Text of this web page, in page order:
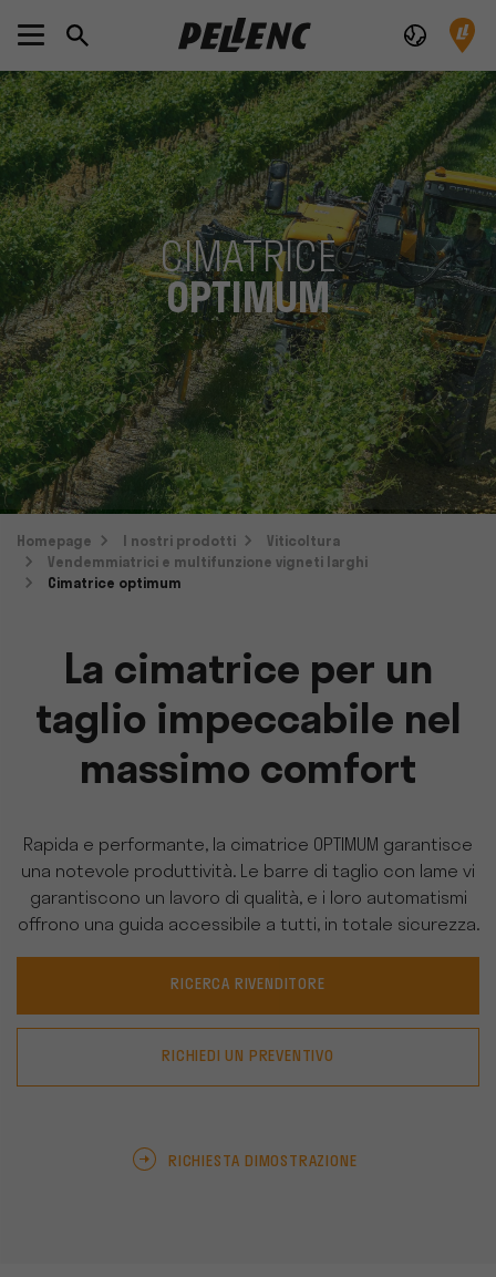
CIMATRICE
OPTIMUM
Homepage I nostri prodotti
Viticoltura
Vendemmiatrici e multifunzione vigneti larghi
Cimatrice optimum
La cimatrice per un
taglio impeccabile nel
massimo comfort
Rapida e performante, la cimatrice OPTIMUM garantisce
una notevole produttività. Le barre di taglio con lame vi
garantiscono un lavoro di qualità, e i loro automatismi
offrono una guida accessibile a tutti, in totale sicurezza.
RICERCA RIVENDITORE
RICHIEDI UN PREVENTIVO
RICHIESTA DIMOSTRAZIONE